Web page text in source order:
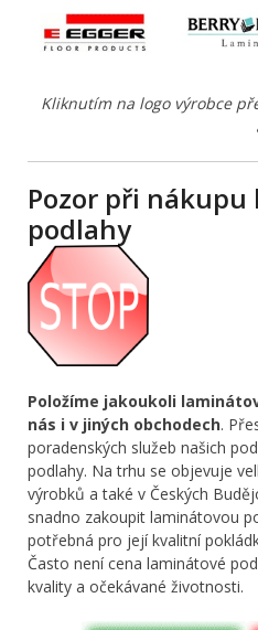
Kliknutím na logo výrobce
Pozor při
podlahy
Položíme jakoukoli
nás i v jiných obchodech.
poradenských služeb našich
podlahy. Na trhu se objevuje
výrobků a také v Českých
snadno zakoupit laminátovou
potřebná pro její kvalitní
Často není cena laminátové
kvality a očekávané životnosti.